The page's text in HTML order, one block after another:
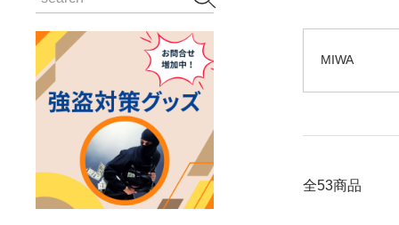
MIWA
全53商品